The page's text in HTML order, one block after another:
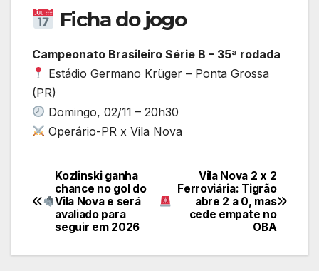
Ficha do jogo
Campeonato Brasileiro Série B – 35ª rodada
Estádio Germano Krüger – Ponta Grossa
(PR)
Domingo, 02/11 – 20h30
Operário-PR x Vila Nova
Navegação
de
Post
Vila Nova 2 x 2
Ferroviária: Tigrão
abre 2 a 0, mas
cede empate no
OBA
Kozlinski ganha
chance no gol do
Vila Nova e será
avaliado para
seguir em 2026